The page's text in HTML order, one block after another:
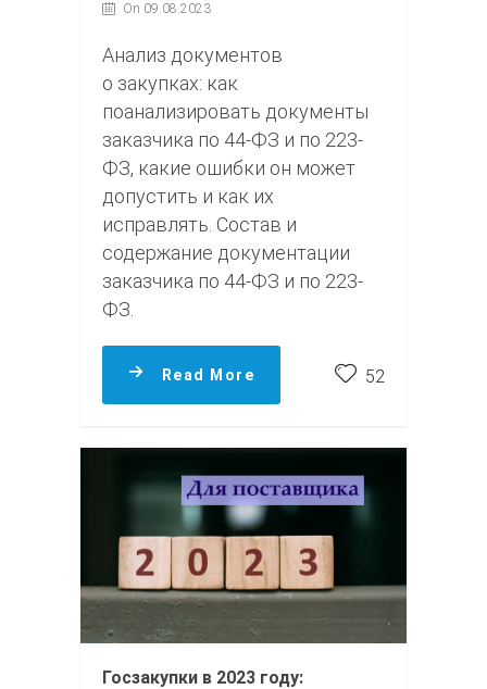
On 09.08.2023
Анализ документов
о закупках: как
поанализировать документы
заказчика по 44-ФЗ и по 223-
ФЗ, какие ошибки он может
допустить и как их
исправлять. Состав и
содержание документации
заказчика по 44-ФЗ и по 223-
ФЗ.
Read More 52
Госзакупки в 2023 году: